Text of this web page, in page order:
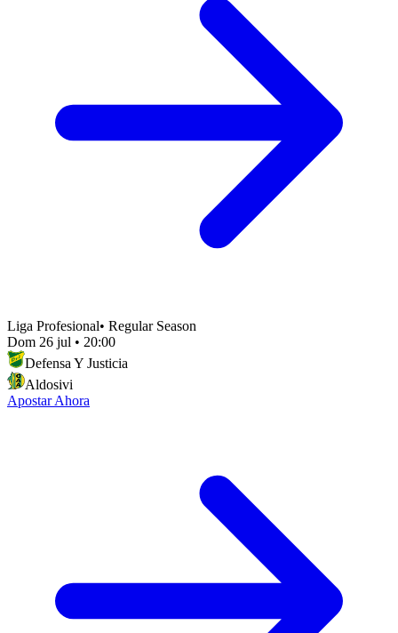
Liga Profesional• Regular Season
Dom 26 jul • 20:00
Defensa Y Justicia
Aldosivi
Apostar Ahora